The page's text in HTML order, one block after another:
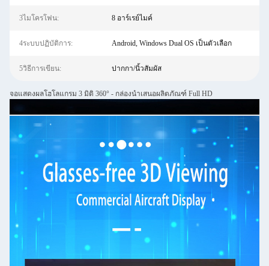
3ไมโครโฟน: 8 อาร์เรย์ไมค์
4ระบบปฏิบัติการ: Android, Windows Dual OS เป็นตัวเลือก
5วิธีการเขียน: ปากกา/นิ้วสัมผัส
จอแสดงผลโฮโลแกรม 3 มิติ 360° - กล่องนำเสนอผลิตภัณฑ์ Full HD